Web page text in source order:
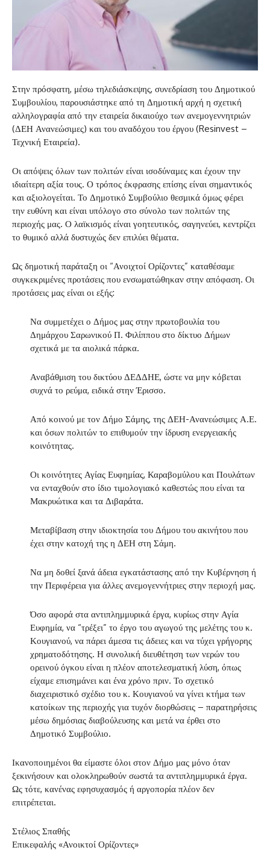
Στην πρόσφατη, μέσω τηλεδιάσκεψης, συνεδρίαση του Δημοτικού
Συμβουλίου, παρουσιάστηκε από τη Δημοτική αρχή η σχετική
αλληλογραφία από την εταιρεία δικαιούχο των ανεμογεννητριών
(ΔΕΗ Ανανεώσιμες) και του αναδόχου του έργου (Resinvest –
Τεχνική Εταιρεία).
Οι απόψεις όλων των πολιτών είναι ισοδύναμες και έχουν την
ιδιαίτερη αξία τους. Ο τρόπος έκφρασης επίσης είναι σημαντικός
και αξιολογείται. Το Δημοτικό Συμβούλιο θεσμικά όμως φέρει
την ευθύνη και είναι υπόλογο στο σύνολο των πολιτών της
περιοχής μας. Ο λαϊκισμός είναι γοητευτικός, σαγηνεύει, κεντρίζει
το θυμικό αλλά δυστυχώς δεν επιλύει θέματα.
Ως δημοτική παράταξη οι “Ανοιχτοί Ορίζοντες” καταθέσαμε
συγκεκριμένες προτάσεις που ενσωματώθηκαν στην απόφαση. Οι
προτάσεις μας είναι οι εξής:
Να συμμετέχει ο Δήμος μας στην πρωτοβουλία του
Δημάρχου Σαρωνικού Π. Φιλίππου στο δίκτυο Δήμων
σχετικά με τα αιολικά πάρκα.
Αναβάθμιση του δικτύου ΔΕΔΔΗΕ, ώστε να μην κόβεται
συχνά το ρεύμα, ειδικά στην Έρισσο.
Από κοινού με τον Δήμο Σάμης, της ΔΕΗ-Ανανεώσιμες Α.Ε.
και όσων πολιτών το επιθυμούν την ίδρυση ενεργειακής
κοινότητας.
Οι κοινότητες Αγίας Ευφημίας, Καραβομύλου και Πουλάτων
να ενταχθούν στο ίδιο τιμολογιακό καθεστώς που είναι τα
Μακρυώτικα και τα Διβαράτα.
Μεταβίβαση στην ιδιοκτησία του Δήμου του ακινήτου που
έχει στην κατοχή της η ΔΕΗ στη Σάμη.
Να μη δοθεί ξανά άδεια εγκατάστασης από την Κυβέρνηση ή
την Περιφέρεια για άλλες ανεμογεννήτριες στην περιοχή μας.
Όσο αφορά στα αντιπλημμυρικά έργα, κυρίως στην Αγία
Ευφημία, να “τρέξει” το έργο του αγωγού της μελέτης του κ.
Κουγιανού, να πάρει άμεσα τις άδειες και να τύχει γρήγορης
χρηματοδότησης. Η συνολική διευθέτηση των νερών του
ορεινού όγκου είναι η πλέον αποτελεσματική λύση, όπως
είχαμε επισημάνει και ένα χρόνο πριν. Το σχετικό
διαχειριστικό σχέδιο του κ. Κουγιανού να γίνει κτήμα των
κατοίκων της περιοχής για τυχόν διορθώσεις – παρατηρήσεις
μέσω δημόσιας διαβούλευσης και μετά να έρθει στο
Δημοτικό Συμβούλιο.
Ικανοποιημένοι θα είμαστε όλοι στον Δήμο μας μόνο όταν
ξεκινήσουν και ολοκληρωθούν σωστά τα αντιπλημμυρικά έργα.
Ως τότε, κανένας εφησυχασμός ή αργοπορία πλέον δεν
επιτρέπεται.
Στέλιος Σπαθής
Επικεφαλής «Ανοικτοί Ορίζοντες»